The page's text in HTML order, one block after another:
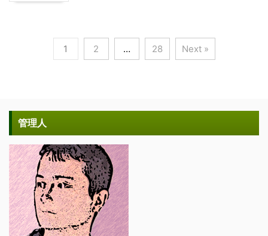
1 2 … 28 Next »
管理人